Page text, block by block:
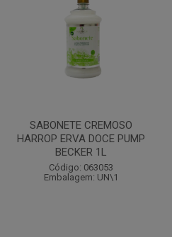
SABONETE CREMOSO
HARROP ERVA DOCE PUMP
BECKER 1L
Código: 063053
Embalagem: UN\1